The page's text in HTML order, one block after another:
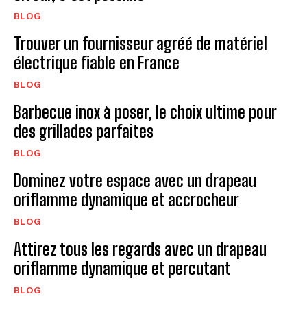
BLOG
Trouver un fournisseur agréé de matériel
électrique fiable en France
BLOG
Barbecue inox à poser, le choix ultime pour
des grillades parfaites
BLOG
Dominez votre espace avec un drapeau
oriflamme dynamique et accrocheur
BLOG
Attirez tous les regards avec un drapeau
oriflamme dynamique et percutant
BLOG